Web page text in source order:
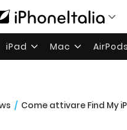
iPad Mac AirPods
/ Come attivare Find My